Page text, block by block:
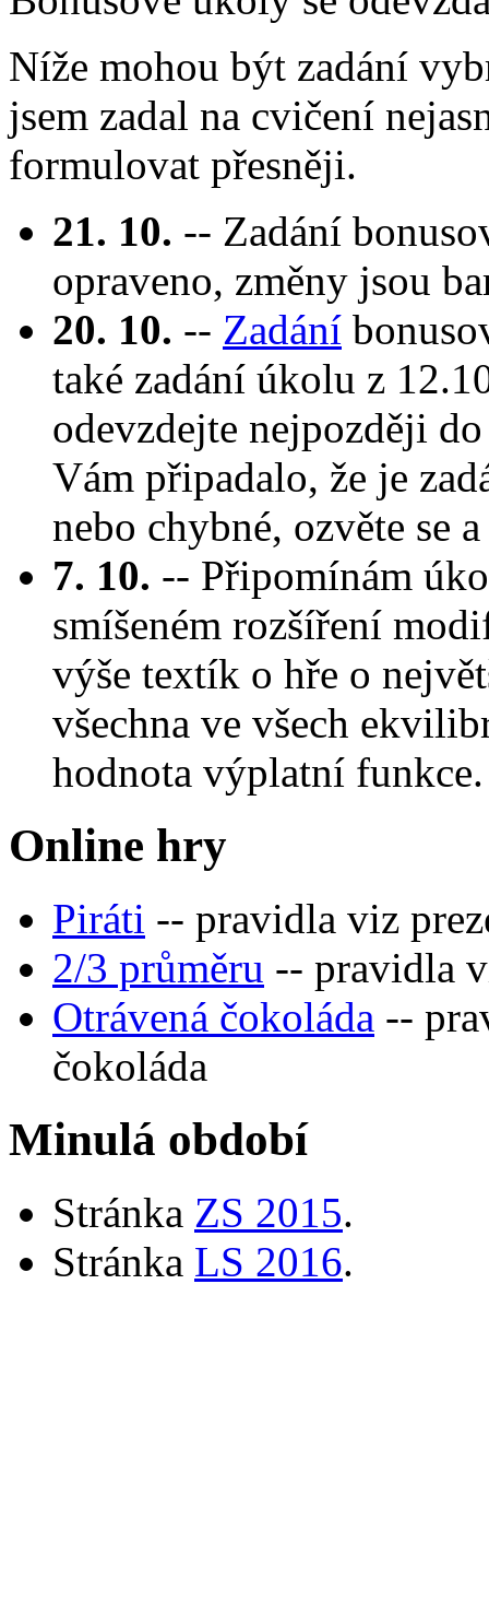
Níže mohou být zadání
jsem zadal na cvičení
formulovat přesněji.
21. 10. -- Zadání
opraveno, změny jsou
20. 10. -- Zadání
také zadání úkolu z
odevzdejte nejpozději
Vám připadalo, že je
nebo chybné, ozvěte se
7. 10. -- Připomínám
smíšeném rozšíření
výše textík o hře o
všechna ve všech
hodnota výplatní funkce.
Online hry
Piráti -- pravidla viz
2/3 průměru -- pravidla
Otrávená čokoláda --
čokoláda
Minulá období
Stránka ZS 2015.
Stránka LS 2016.